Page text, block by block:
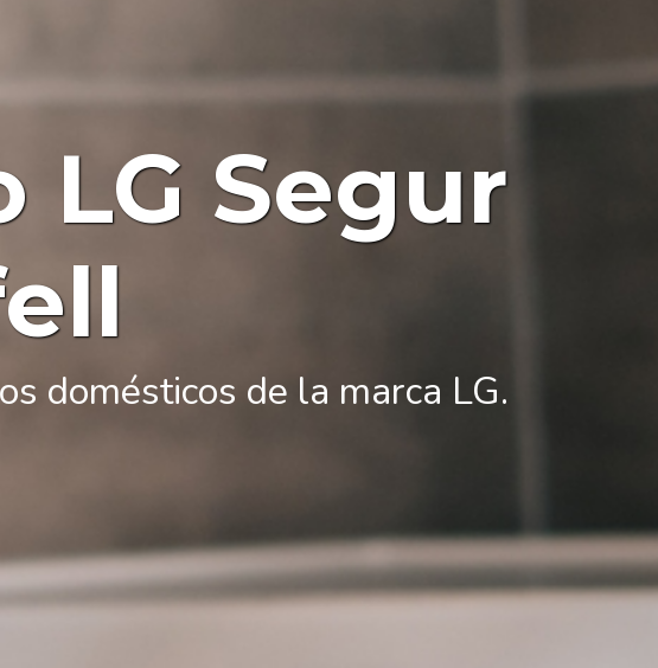
LG Segur
domésticos de la marca LG.